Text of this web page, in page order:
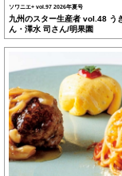
ソワニエ+ vol.97 2026年夏号
九州のスター生産者 vol.48 う
ん・澤水 司さん/明果園